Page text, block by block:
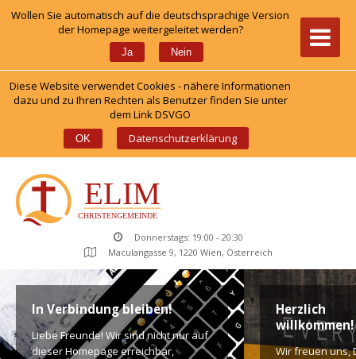
Wollen Sie automatisch auf die deutschsprachige Version
der Homepage weitergeleitet werden?
Ja Nein
Diese Website verwendet Cookies - nähere Informationen
dazu und zu Ihren Rechten als Benutzer finden Sie unter
dem Link DSVGO
OK Datenschutzerklärung
Donnerstags: 19:00 - 20:30
Maculangasse 9, 1220 Wien, Österreich
In Verbindung bleiben!
Liebe Freunde! Wir sind nicht nur auf
dieser Homepage erreichbar,
Herzlich
willkommen!
Wir freuen uns,